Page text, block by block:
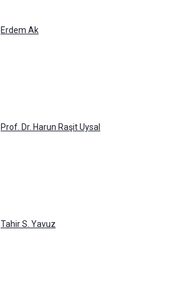
Erdem Ak
Prof. Dr. Harun Raşit Uysal
Tahir S. Yavuz